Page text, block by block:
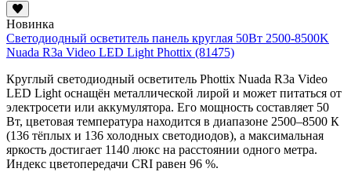
Новинка
Светодиодный осветитель панель круглая 50Вт 2500-8500K
Nuada R3a Video LED Light Phottix (81475)
Круглый светодиодный осветитель Phottix Nuada R3a Video
LED Light оснащён металлической лирой и может питаться от
электросети или аккумулятора. Его мощность составляет 50
Вт, цветовая температура находится в диапазоне 2500–8500 К
(136 тёплых и 136 холодных светодиодов), а максимальная
яркость достигает 1140 люкс на расстоянии одного метра.
Индекс цветопередачи CRI равен 96 %.